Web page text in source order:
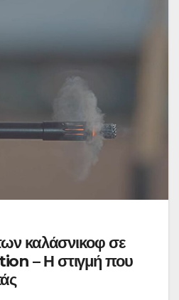
καλάσνικοφ σε
– Η στιγμή που